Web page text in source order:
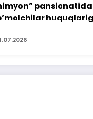
pansionatida
targ‘ibot